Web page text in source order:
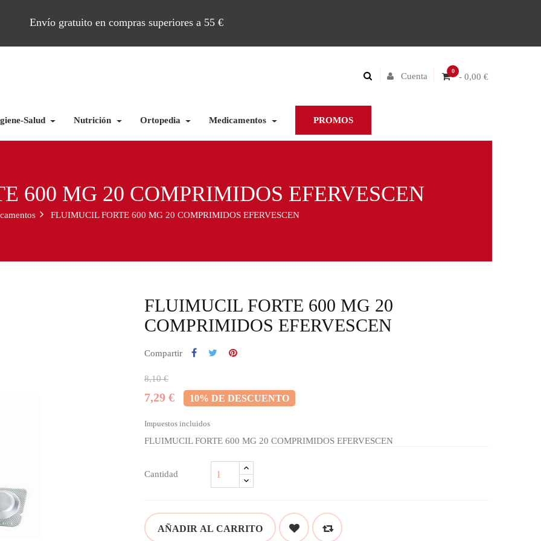
Envío gratuito en compras superiores a 55 €
0
- 0,00 €
Cuenta
Salud Nutrición Ortopedia Medicamentos PROMOS
600 MG 20 COMPRIMIDOS EFERVESCEN
FLUIMUCIL FORTE 600 MG 20 COMPRIMIDOS EFERVESCEN
FLUIMUCIL FORTE 600 MG 20
COMPRIMIDOS EFERVESCEN
Compartir
8,10 €
7,29 € 10% DE DESCUENTO
Impuestos incluidos
FLUIMUCIL FORTE 600 MG 20 COMPRIMIDOS EFERVESCEN
Cantidad
AÑADIR AL CARRITO